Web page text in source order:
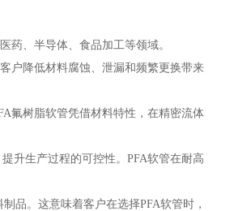
药、半导体、食品加工等领域。
户降低材料腐蚀、泄漏和频繁更换带来
氟树脂软管凭借材料特性，在精密流体
升生产过程的可控性。PFA软管在耐高
品。这意味着客户在选择PFA软管时，